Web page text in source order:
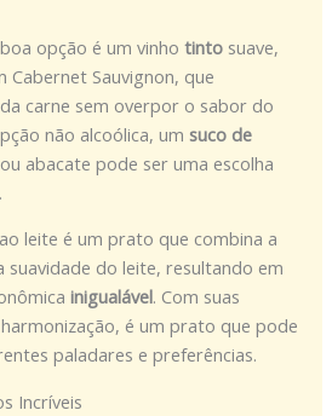
opção é um vinhotinto suave,
Sauvignon, que
carne sem overpor o sabor do
não alcoólica, umsuco de
abacate pode ser uma escolha
leite é um prato que combina a
suavidade do leite, resultando em
inigualável. Com suas
é um prato que pode
paladares e preferências.
Incríveis